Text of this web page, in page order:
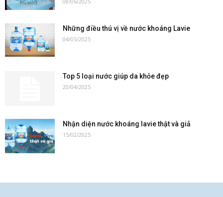
Những điều thú vị về nước khoáng Lavie
04/05/2025
Top 5 loại nước giúp da khỏe đẹp
20/04/2025
Nhận diện nước khoáng lavie thật và giả
15/02/2025